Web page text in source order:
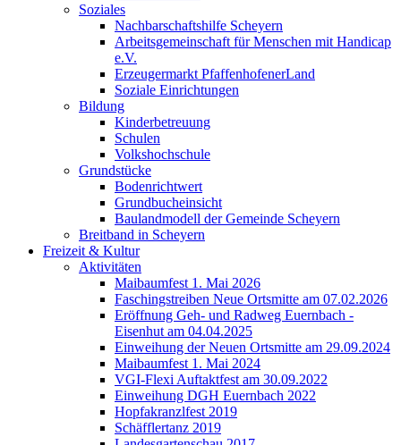
Soziales
Nachbarschaftshilfe Scheyern
Arbeitsgemeinschaft für Menschen mit Handicap
e.V.
Erzeugermarkt PfaffenhofenerLand
Soziale Einrichtungen
Bildung
Kinderbetreuung
Schulen
Volkshochschule
Grundstücke
Bodenrichtwert
Grundbucheinsicht
Baulandmodell der Gemeinde Scheyern
Breitband in Scheyern
Freizeit & Kultur
Aktivitäten
Maibaumfest 1. Mai 2026
Faschingstreiben Neue Ortsmitte am 07.02.2026
Eröffnung Geh- und Radweg Euernbach -
Eisenhut am 04.04.2025
Einweihung der Neuen Ortsmitte am 29.09.2024
Maibaumfest 1. Mai 2024
VGI-Flexi Auftaktfest am 30.09.2022
Einweihung DGH Euernbach 2022
Hopfakranzlfest 2019
Schäfflertanz 2019